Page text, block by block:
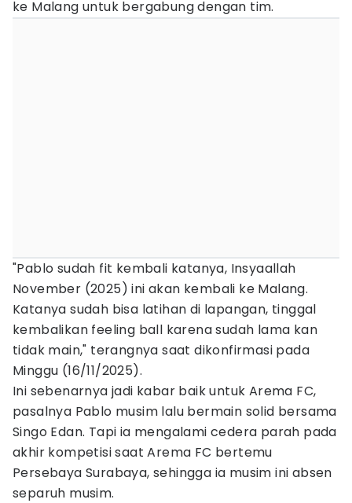
ke Malang untuk bergabung dengan tim.
"Pablo sudah fit kembali katanya, Insyaallah
November (2025) ini akan kembali ke Malang.
Katanya sudah bisa latihan di lapangan, tinggal
kembalikan feeling ball karena sudah lama kan
tidak main," terangnya saat dikonfirmasi pada
Minggu (16/11/2025).
Ini sebenarnya jadi kabar baik untuk Arema FC,
pasalnya Pablo musim lalu bermain solid bersama
Singo Edan. Tapi ia mengalami cedera parah pada
akhir kompetisi saat Arema FC bertemu
Persebaya Surabaya, sehingga ia musim ini absen
separuh musim.